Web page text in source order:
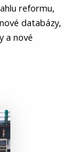
reformu,
databázy,
a nové